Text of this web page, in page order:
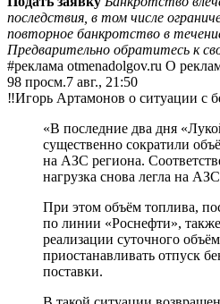
последствия, в том числе
повторное банкротство в
Предварительно обратитесь к
#реклама otmenadolgov.ru О
98 просм.7 авг., 21:50
‼️Игорь Артамонов о ситуации с
«В последние два дня
существенно сократили
на АЗС региона.
нагрузка снова легла на
При этом объём топлива,
по линии «Роснефти»,
реализации суточного
приостанавливать отпуск
поставки.